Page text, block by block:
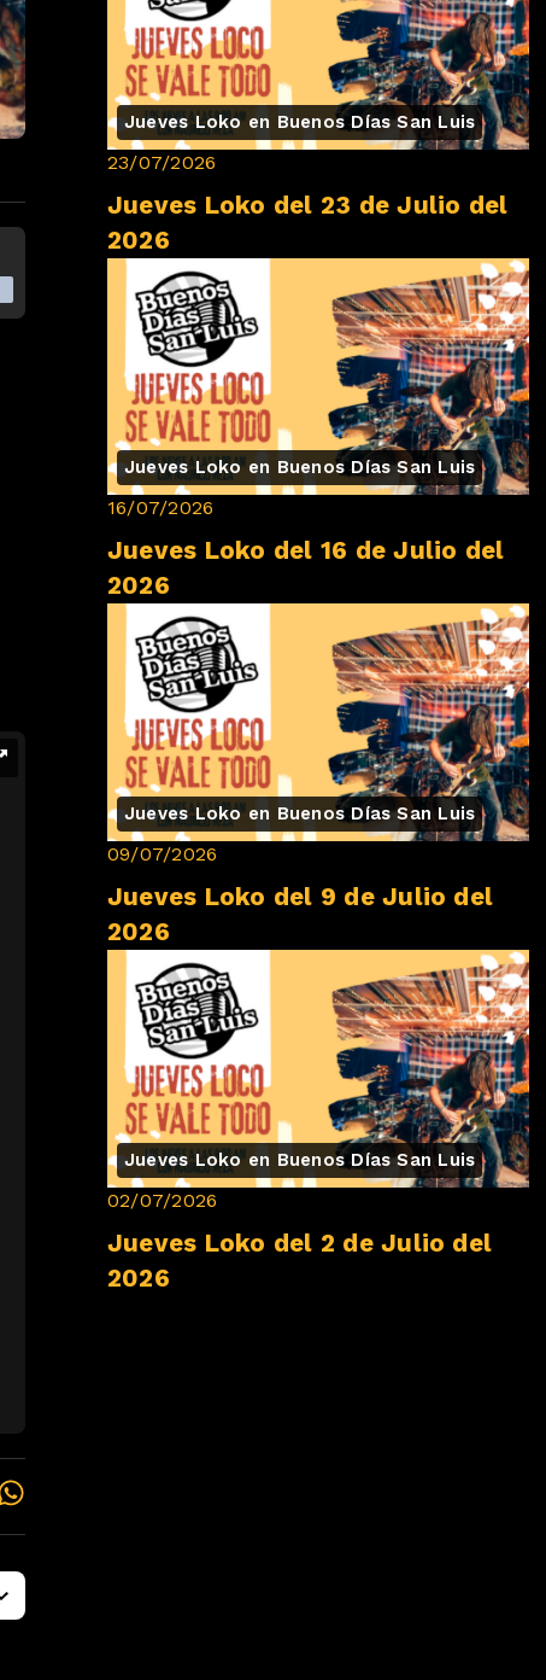
Jueves Loko en Buenos Días San Luis
23/07/2026
Jueves Loko del 23 de Julio del
2026
Jueves Loko en Buenos Días San Luis
16/07/2026
Jueves Loko del 16 de Julio del
2026
Jueves Loko en Buenos Días San Luis
09/07/2026
Jueves Loko del 9 de Julio del
2026
Jueves Loko en Buenos Días San Luis
02/07/2026
Jueves Loko del 2 de Julio del
2026